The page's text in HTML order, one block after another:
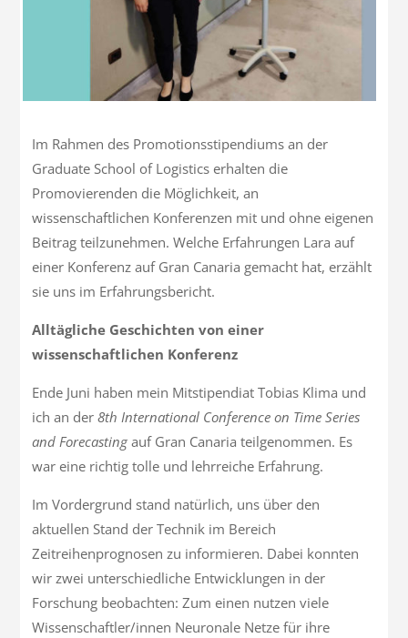
Im Rahmen des Promotionsstipendiums an der
Graduate School of Logistics erhalten die
Promovierenden die Möglichkeit, an
wissenschaftlichen Konferenzen mit und ohne eigenen
Beitrag teilzunehmen. Welche Erfahrungen Lara auf
einer Konferenz auf Gran Canaria gemacht hat, erzählt
sie uns im Erfahrungsbericht.
Alltägliche Geschichten von einer
wissenschaftlichen Konferenz
Ende Juni haben mein Mitstipendiat Tobias Klima und
ich an der8th International Conference on Time Series
and Forecastingauf Gran Canaria teilgenommen. Es
war eine richtig tolle und lehrreiche Erfahrung.
Im Vordergrund stand natürlich, uns über den
aktuellen Stand der Technik im Bereich
Zeitreihenprognosen zu informieren. Dabei konnten
wir zwei unterschiedliche Entwicklungen in der
Forschung beobachten: Zum einen nutzen viele
Wissenschaftler/innen Neuronale Netze für ihre